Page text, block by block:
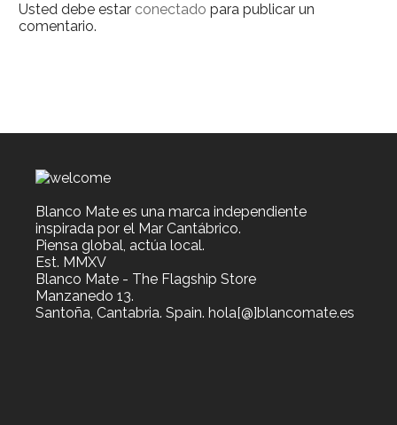
Usted debe estar conectado para publicar un
comentario.
Blanco Mate es una marca independiente
inspirada por el Mar Cantábrico.
Piensa global, actúa local.
Est. MMXV
Blanco Mate - The Flagship Store
Manzanedo 13.
Santoña, Cantabria. Spain. hola[@]blancomate.es